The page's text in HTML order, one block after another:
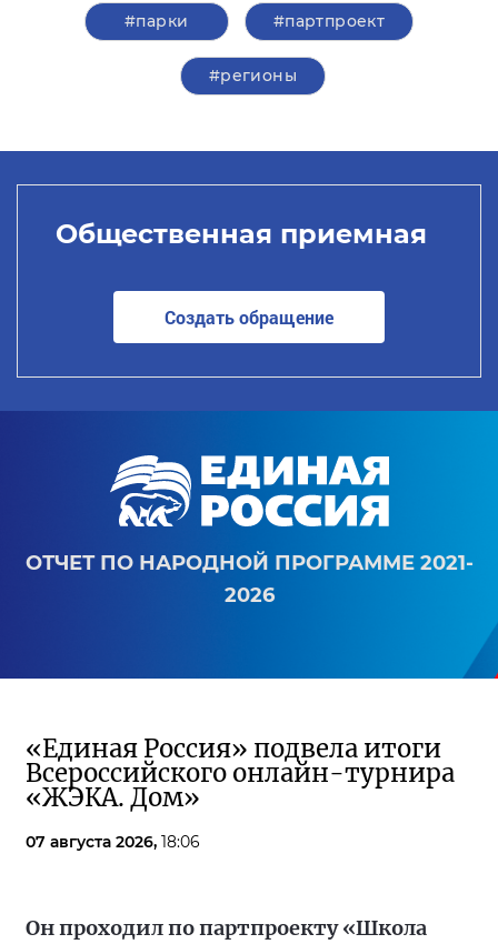
#парки #партпроект
#регионы
Общественная приемная
Создать обращение
ОТЧЕТ ПО НАРОДНОЙ ПРОГРАММЕ 2021-
2026
«Единая Россия» подвела итоги
Всероссийского онлайн-турнира
«ЖЭКА. Дом»
07 августа 2026, 18:06
Он проходил по партпроекту «Школа